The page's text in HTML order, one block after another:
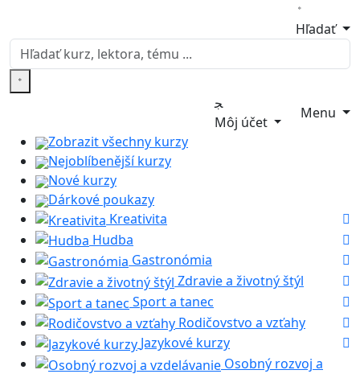
Hľadať
Môj účet
Menu
Zobrazit všechny kurzy
Nejoblíbenější kurzy
Nové kurzy
Dárkové poukazy
Kreativita
Hudba
Gastronómia
Zdravie a životný štýl
Sport a tanec
Rodičovstvo a vzťahy
Jazykové kurzy
Osobný rozvoj a